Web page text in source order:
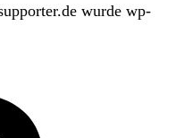
wurde wp-